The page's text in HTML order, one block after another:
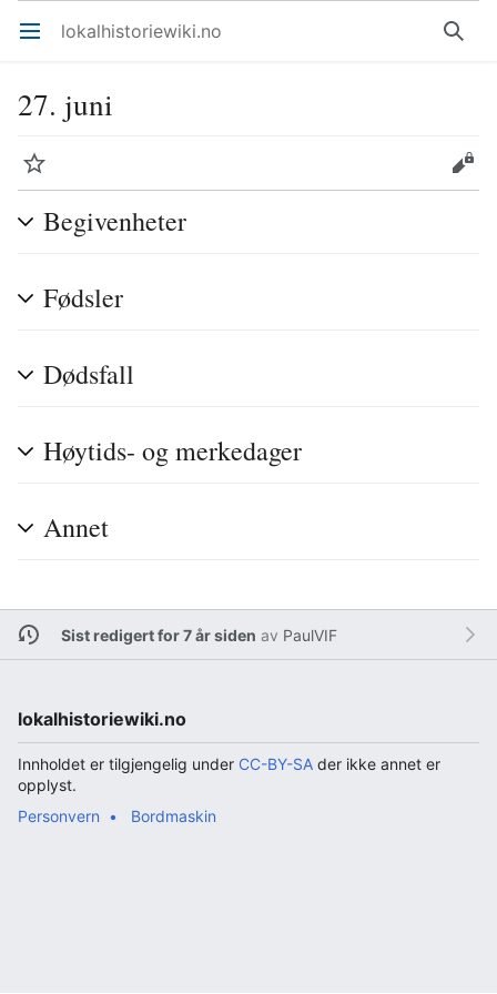
Åpne hovedmenyen lokalhistoriewiki.no Søk
27. juni
Overvåk Rediger
Begivenheter
Fødsler
Dødsfall
Høytids- og merkedager
Annet
Sist redigert for 7 år siden av PaulVIF
lokalhistoriewiki.no
Innholdet er tilgjengelig under CC-BY-SA der ikke annet er
opplyst.
Personvern
Bordmaskin